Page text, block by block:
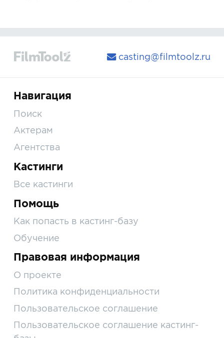
casting@filmtoolz.ru
Навигация
Поиск
Актерам
Агентства
Кастинги
Все кастинги
Помощь
Как попасть в кастинг-базу
Обучение
Правовая информация
О проекте
Политика конфиденциальности
Пользовательское соглашение
Пользовательское соглашение кастинг-